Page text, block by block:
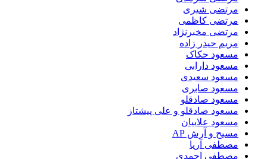
مرتضی شیری
مرتضی کاظمی
مرتضی مخبرنژاد
مریم حیدر زاده
مسعود حکاک
مسعود دارابی
مسعود سعیدی
مسعود صابری
مسعود صادقلو
مسعود صادقلو و علی پیشتاز
مسعود علاییان
مسیح و آرش AP
مصطفی آریا
مصطفی احمدی